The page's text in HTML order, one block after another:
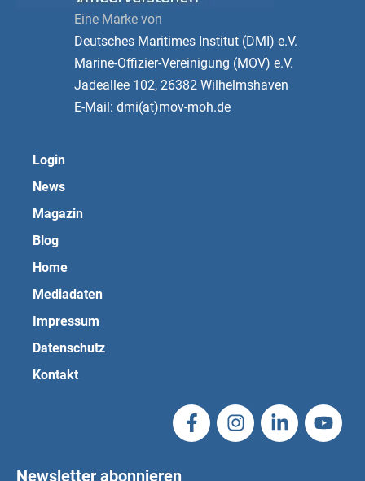
Eine Marke von
Deutsches Maritimes Institut (DMI) e.V.
Marine-Offizier-Vereinigung (MOV) e.V.
Jadeallee 102, 26382 Wilhelmshaven
E-Mail: dmi(at)mov-moh.de
Login
News
Magazin
Blog
Home
Mediadaten
Impressum
Datenschutz
Kontakt
Newsletter abonnieren